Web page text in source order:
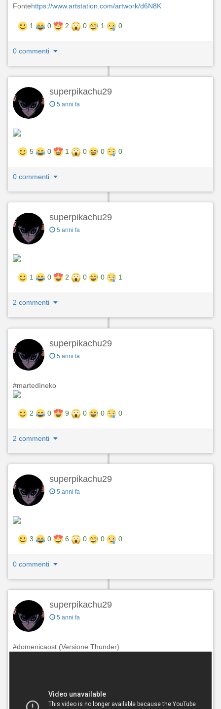
Fontehttps://www.artstation.com/artwork/d6N8K
1 0 2 0 1 0
0 commenti
superpikachu29
5 anni fa
5 0 1 0 0 0
0 commenti
superpikachu29
5 anni fa
1 0 2 0 0 1
2 commenti
superpikachu29
5 anni fa
#martedìneko
2 0 9 0 0 0
2 commenti
superpikachu29
5 anni fa
3 0 6 0 0 0
0 commenti
superpikachu29
5 anni fa
#domenicaost (Versione Thunder)